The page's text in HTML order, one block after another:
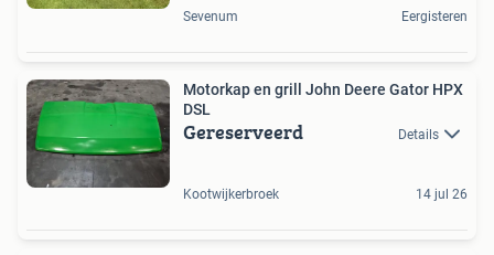
Sevenum Eergisteren
Motorkap en grill John Deere Gator HPX
DSL
Gereserveerd Details
Kootwijkerbroek 14 jul 26